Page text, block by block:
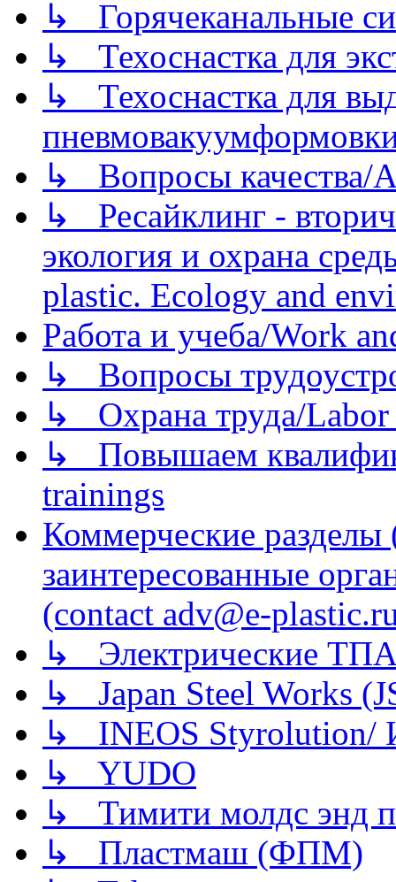
↳ Горячеканальные
↳ Техоснастка для
↳ Техоснастка для
↳ Вопросы качества/
↳ Ресайклинг -
экология и охрана
plastic. Ecology and
Работа и учеба/Work
↳ Вопросы
↳ Охрана труда/Labor
↳ Повышаем
trainings
Коммерческие
заинтересованные
(contact adv@e-
↳ Электрические
↳ Japan Steel Works
↳ INEOS
↳ YUDO
↳ Тимити молдс энд
↳ Пластмаш (ФПМ)